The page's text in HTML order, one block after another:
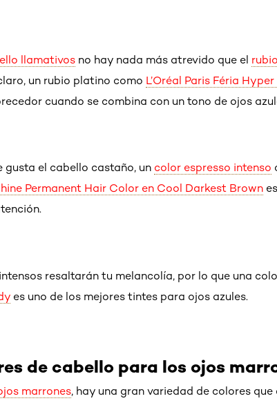
llamativos no hay nada más atrevido que el
un rubio platino como L’Oréal Paris Féria
cuando se combina con un tono de ojos
gusta el cabello castaño, un color espresso intenso
Permanent Hair Color en Cool Darkest Brown
resaltarán tu melancolía, por lo que una
es uno de los mejores tintes para ojos azules.
de cabello para los ojos
marrones, hay una gran variedad de colores